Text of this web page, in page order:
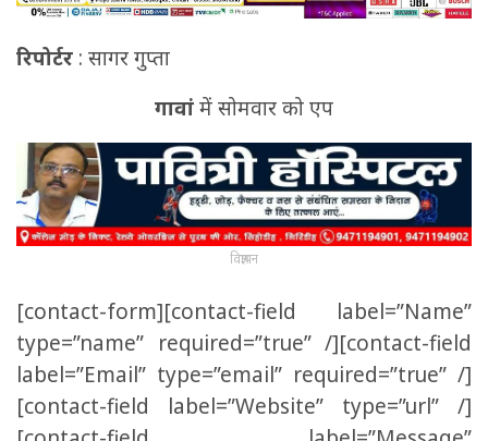
रिपोर्टर : सागर गुप्ता
गावांमें सोमवार को एप
विज्ञापन
[contact-form][contact-field label=”Name”
type=”name” required=”true” /][contact-field
label=”Email” type=”email” required=”true” /]
[contact-field label=”Website” type=”url” /]